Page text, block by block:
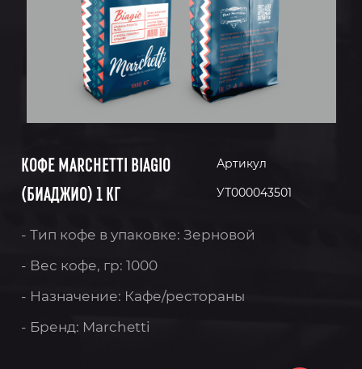
КОФЕ MARCHETTI BIAGIO
(БИАДЖИО) 1 КГ
Артикул
УТ000043501
- Тип кофе в упаковке: Зерновой
- Вес кофе, гр: 1000
- Назначение: Кафе/рестораны
- Бренд: Marchetti